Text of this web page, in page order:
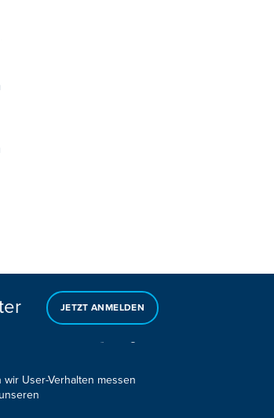
JETZT ANMELDEN
User-Verhalten messen